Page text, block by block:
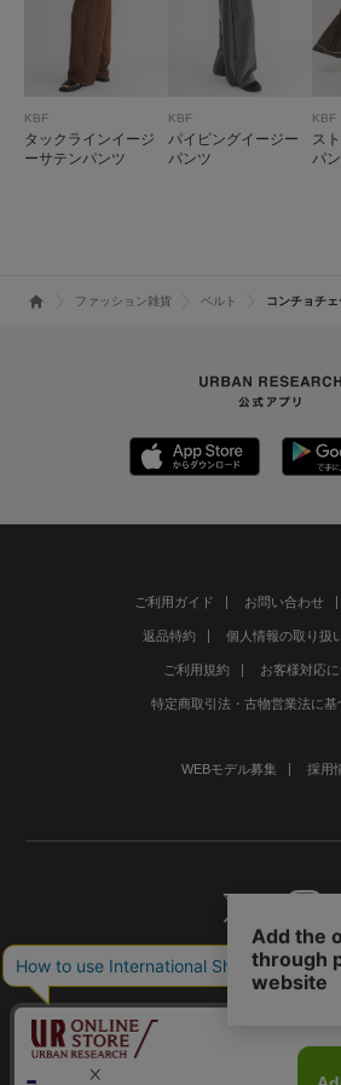
KBF
タックラインイージ
ーサテンパンツ
KBF
パイピングイージー
パンツ
KBF
ス
パ
ファッション雑貨 ベルト コンチョチェ
ご利用ガイド お問い合わせ
返品特約 個人情報の取り扱
ご利用規約 お客様対応
特定商取引法・古物営業法に基
WEBモデル募集 採用